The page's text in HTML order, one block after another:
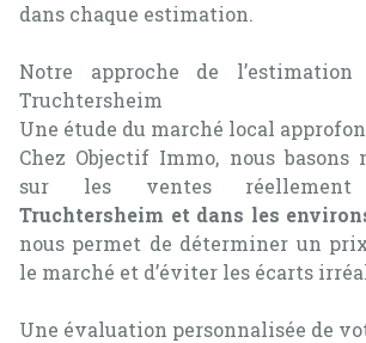
dans chaque estimation.
Notre approche de
Truchtersheim
Une étude du marché local
Chez Objectif Immo, nous basons
sur les ventes
Truchtersheim et dans les
nous permet de déterminer un
le marché et d’éviter les écarts
Une évaluation personnalisée de